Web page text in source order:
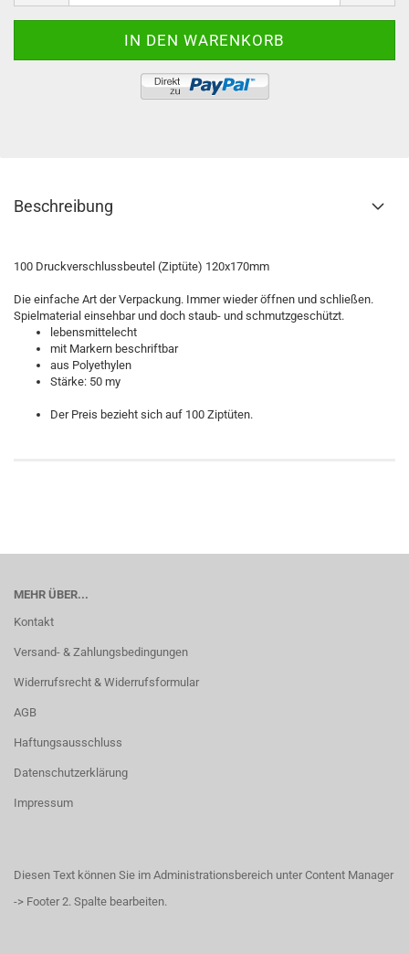
Beschreibung
100 Druckverschlussbeutel (Ziptüte) 120x170mm
Die einfache Art der Verpackung. Immer wieder öffnen und schließen.
Spielmaterial einsehbar und doch staub- und schmutzgeschützt.
lebensmittelecht
mit Markern beschriftbar
aus Polyethylen
Stärke: 50 my
Der Preis bezieht sich auf 100 Ziptüten.
MEHR ÜBER...
Kontakt
Versand- & Zahlungsbedingungen
Widerrufsrecht & Widerrufsformular
AGB
Haftungsausschluss
Datenschutzerklärung
Impressum
Diesen Text können Sie im Administrationsbereich unter Content Manager
-> Footer 2. Spalte bearbeiten.